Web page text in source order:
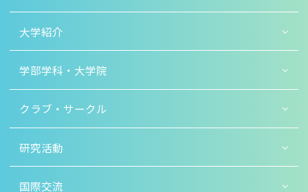
大学紹介
学部学科・大学院
クラブ・サークル
研究活動
国際交流